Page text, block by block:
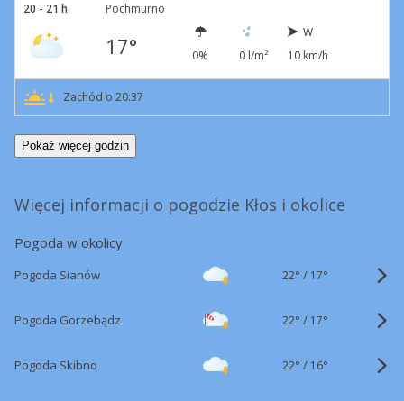
20 - 21 h Pochmurno
17° 0% 0 l/m²
W
10 km/h
Zachód o 20:37
Pokaż więcej godzin
Więcej informacji o pogodzie Kłos i okolice
Pogoda w okolicy
Pogoda Sianów 22° / 17°
Pogoda Gorzebądz 22° / 17°
Pogoda Skibno 22° / 16°